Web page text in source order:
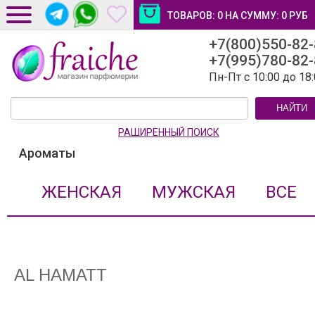
ТОВАРОВ: 0 НА СУММУ: 0 РУБ
ДОСТАВКА И ОПЛАТА
НОВОСТИ И СТАТЬИ
+7(800)550-
+7(995)780-
Пн-Пт с 10:00 до
НАЙТИ
РАШИРЕННЫЙ ПОИСК
Ароматы
ЖЕНСКАЯ МУЖСКАЯ ВСЕ
AL HAMATT